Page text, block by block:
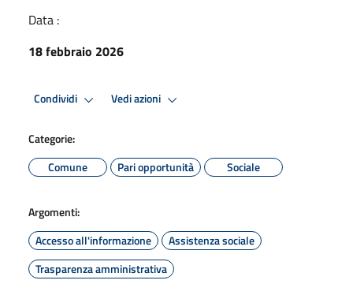
Data :
18 febbraio 2026
Condividi Vedi azioni
Categorie:
Comune
Pari opportunità Sociale
Argomenti:
Accesso all'informazione
Assistenza sociale
Trasparenza amministrativa